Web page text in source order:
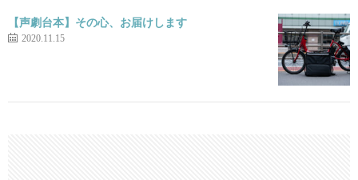
【声劇台本】その心、お届けします
2020.11.15